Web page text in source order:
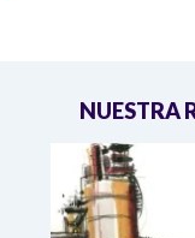
NUESTRA